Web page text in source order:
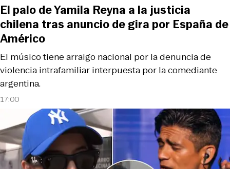
17:00
El músico tiene arraigo nacional por la denuncia de
violencia intrafamiliar interpuesta por la comediante
argentina.
El palo de Yamila Reyna a la justicia
chilena tras anuncio de gira por España de
Américo